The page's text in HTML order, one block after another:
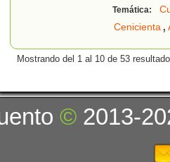
Temática:
Cenicienta,
Mostrando del 1 al 10 de 53
© 2013-